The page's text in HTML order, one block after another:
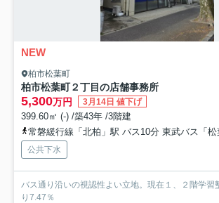
NEW
柏市松葉町
柏市松葉町２丁目の店舗事務所
5,300万円 3月14日 値下げ
399.60㎡ (-) /築43年 /3階建
常磐緩行線「北柏」駅 バス10分 東武バス「松葉
公共下水
バス通り沿いの視認性よい立地。現在１、２階学習
り7.47％